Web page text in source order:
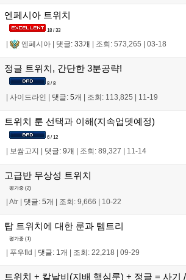
엔페시아 트위치
18 / 33
엔페시아 댓글: 33개 조회: 573,265 03-18
정글 트위치, 간단한 3분공략!
8 / 8
사이드라인 댓글: 5개 조회: 113,825 11-19
트위치 룬 선택과 이해(지속업뎃예정)
6 / 12
| 보쌈고지 | 댓글: 9개 | 조회: 89,327 | 11-14
고급반 무상성 트위치
평가중 (2)
Atr 댓글: 5개 조회: 9,666 10-22
탑 트위치에 대한 룬과 템트리
평가중 (1)
푸우fld 댓글: 1개 조회: 22,218 09-29
트위치 + 칼날비(지배 핵심룬) + 정글 = 사기